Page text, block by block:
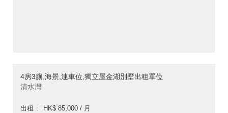
4房3廁,海景,連車位,獨立屋金湖別墅出租單位
清水灣
出租
HK$ 85,000 / 月